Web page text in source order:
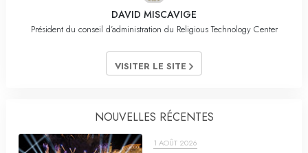
DAVID MISCAVIGE
Président du conseil d’administration du Religious Technology Center
VISITER LE SITE
NOUVELLES RÉCENTES
1 AOÛT 2026